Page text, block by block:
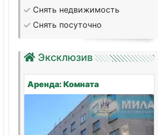
Снять недвижимость
Снять посуточно
Эксклюзив
Аренда: Комната